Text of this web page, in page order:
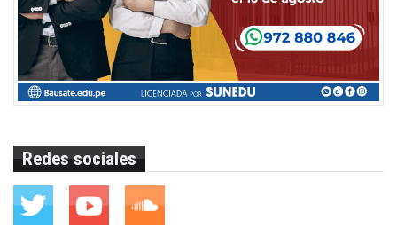
Redes sociales